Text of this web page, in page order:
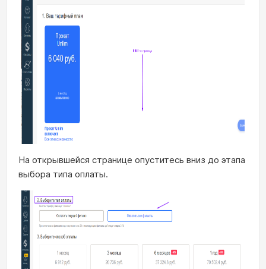
На открывшейся странице опуститесь вниз до этапа
выбора типа оплаты.